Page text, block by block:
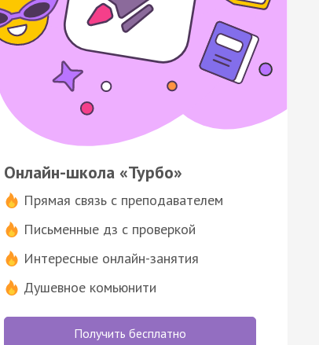
Онлайн-школа «Турбо»
Прямая связь с преподавателем
Письменные дз с проверкой
Интересные онлайн-занятия
Душевное комьюнити
Получить бесплатно